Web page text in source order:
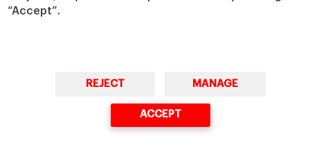
“Accept”.
REJECT MANAGE
ACCEPT